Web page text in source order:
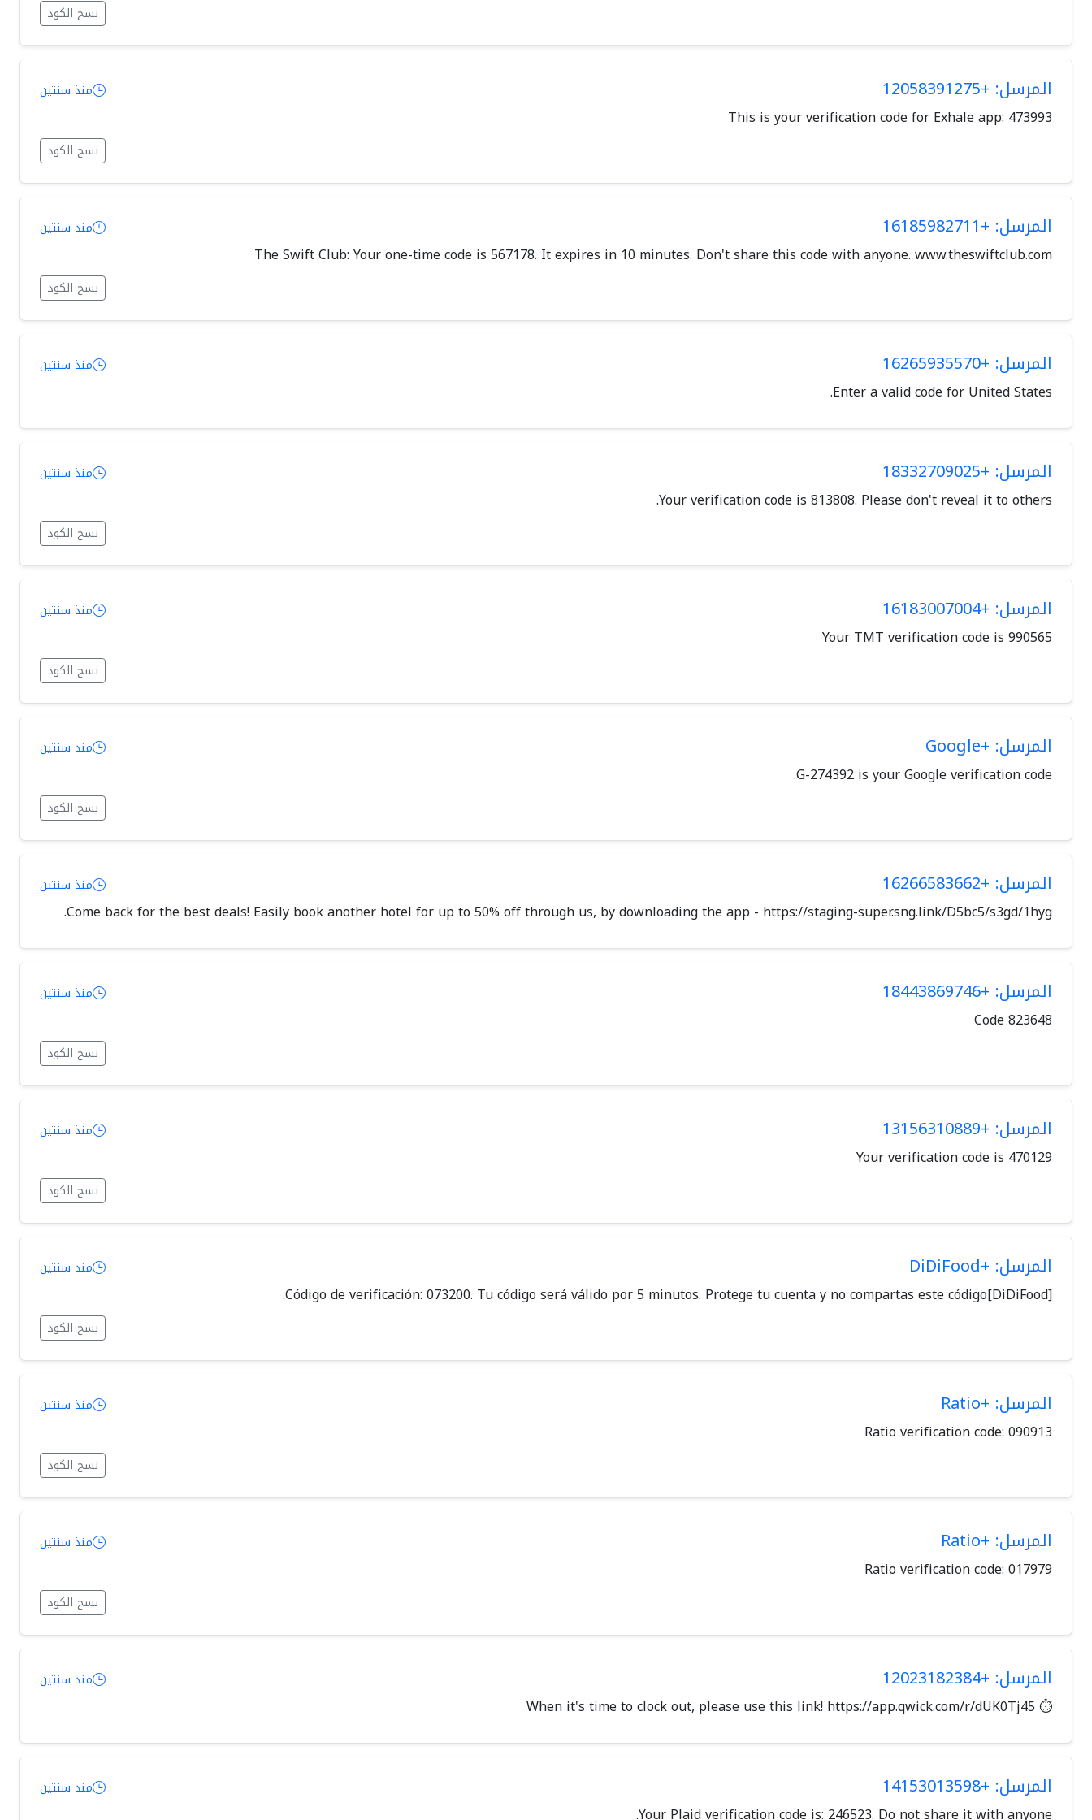
نسخ الكود
المرسل: +12058391275 منذ سنتين
This is your verification code for Exhale app: 473993
نسخ الكود
المرسل: +16185982711 منذ سنتين
The Swift Club: Your one-time code is 567178. It expires in 10 minutes. Don't share this code with anyone. www.theswiftclub.com
نسخ الكود
المرسل: +16265935570 منذ سنتين
Enter a valid code for United States.
المرسل: +18332709025 منذ سنتين
Your verification code is 813808. Please don't reveal it to others.
نسخ الكود
المرسل: +16183007004 منذ سنتين
Your TMT verification code is 990565
نسخ الكود
المرسل: +Google منذ سنتين
G-274392 is your Google verification code.
نسخ الكود
المرسل: +16266583662 منذ سنتين
Come back for the best deals! Easily book another hotel for up to 50% off through us, by downloading the app - https://staging-super.sng.link/D5bc5/s3gd/1hyg.
المرسل: +18443869746 منذ سنتين
Code 823648
نسخ الكود
المرسل: +13156310889 منذ سنتين
Your verification code is 470129
نسخ الكود
المرسل: +DiDiFood منذ سنتين
[DiDiFood]Código de verificación: 073200. Tu código será válido por 5 minutos. Protege tu cuenta y no compartas este código.
نسخ الكود
المرسل: +Ratio منذ سنتين
Ratio verification code: 090913
نسخ الكود
المرسل: +Ratio منذ سنتين
Ratio verification code: 017979
نسخ الكود
المرسل: +12023182384 منذ سنتين
⏱ When it's time to clock out, please use this link! https://app.qwick.com/r/dUK0Tj45
المرسل: +14153013598 منذ سنتين
Your Plaid verification code is: 246523. Do not share it with anyone.